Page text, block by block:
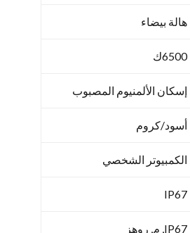
هالة بيضاء
6500ك
إسكان الألمنيوم المصبوب
أسود/كروم
الكمبيوتر الشخصي
IP67
IP67, م, روهز